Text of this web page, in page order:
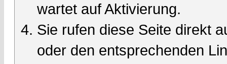
wartet auf Aktivierung.
Sie rufen diese Seite direkt
oder den entsprechenden